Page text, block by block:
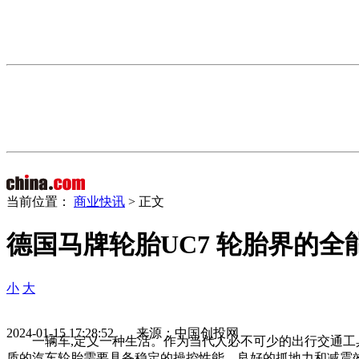
当前位置： 商业快讯 > 正文
德国马牌轮胎UC7 轮胎界的全
小 大
2024-01-15 17:28:52 来源：中国创投网
一辆车,定义一种生活。作为当代人必不可少的出行交通